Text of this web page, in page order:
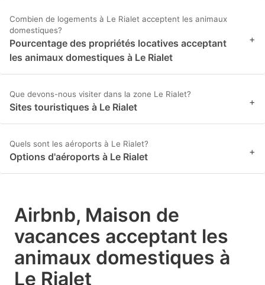
Combien de logements à Le Rialet acceptent les animaux
domestiques?
Pourcentage des propriétés locatives acceptant
les animaux domestiques à Le Rialet
+
Que devons-nous visiter dans la zone Le Rialet?
Sites touristiques à Le Rialet +
Quels sont les aéroports à Le Rialet?
Options d'aéroports à Le Rialet +
Airbnb, Maison de
vacances acceptant les
animaux domestiques à
Le Rialet